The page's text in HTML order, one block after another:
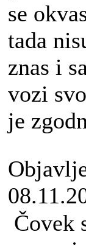
se
tada
znas i
vozi
je
Čovek